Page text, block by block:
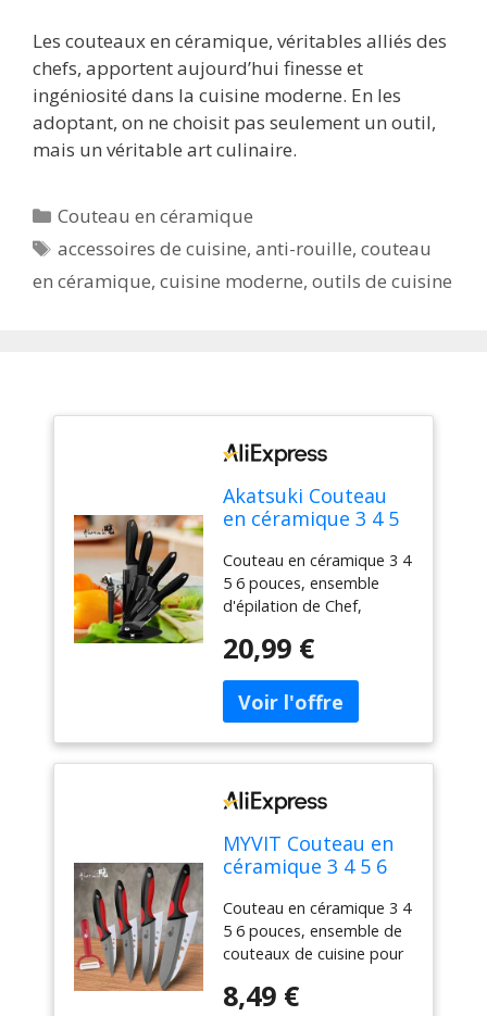
Les couteaux en céramique, véritables alliés des
chefs, apportent aujourd’hui finesse et
ingéniosité dans la cuisine moderne. En les
adoptant, on ne choisit pas seulement un outil,
mais un véritable art culinaire.
Catégories
Couteau en céramique
Étiquettes
accessoires de cuisine,anti-rouille,couteau
en céramique, cuisine moderne, outils de cuisine
Akatsuki Couteau
en céramique 3 4 5
d'épilation de Chef,
utilitaire de
tranchage, lame
support de bloc de
couteaux, outil de
cuisine pour
légumes et fruits
Couteau en céramique 3 4
5 6 pouces, ensemble
d'épilation de Chef,
lame noire en zircone,
couteaux, outil de cuisine
pour légumes et fruits
20,99 €
MYVIT Couteau en
céramique 3 4 5 6
de couteaux de
cuisine pour Chef,
lame noire en
zircone, pour
légumes et fruits,
Couteau en céramique 3 4
5 6 pouces, ensemble de
couteaux de cuisine pour
zircone, pour légumes et
8,49 €